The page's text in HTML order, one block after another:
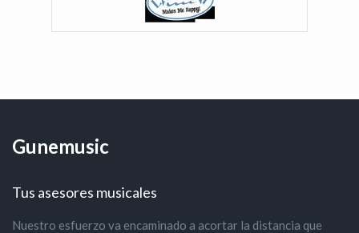
Gunemusic
Tus asesores musicales
Nuestro esfuerzo va encaminado a acortar la distancia que